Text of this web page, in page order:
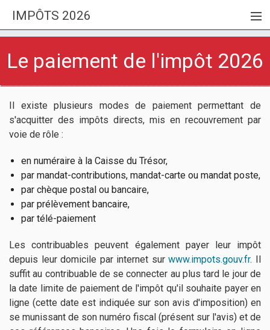
IMPÔTS 2026
INVESTIR
GUIDE LOI PINEL
MEILLEURS PLACEMENTS 2026
Le paiement de l'impôt 2026
Il existe plusieurs modes de paiement permettant de
s'acquitter des impôts directs, mis en recouvrement par
voie de rôle :
en numéraire à la Caisse du Trésor,
par mandat-contributions, mandat-carte ou mandat poste,
par chèque postal ou bancaire,
par prélèvement bancaire,
par télé-paiement
Les contribuables peuvent également payer leur impôt
depuis leur domicile par internet surwww.impots.gouv.fr. Il
suffit au contribuable de se connecter au plus tard le jour de
la date limite de paiement de l'impôt qu'il souhaite payer en
ligne (cette date est indiquée sur son avis d'imposition) en
se munissant de son numéro fiscal (présent sur l'avis) et de